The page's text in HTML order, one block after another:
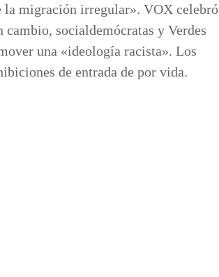
la migración irregular». VOX celebró
cambio, socialdemócratas y Verdes
una «ideología racista». Los
de entrada de por vida.